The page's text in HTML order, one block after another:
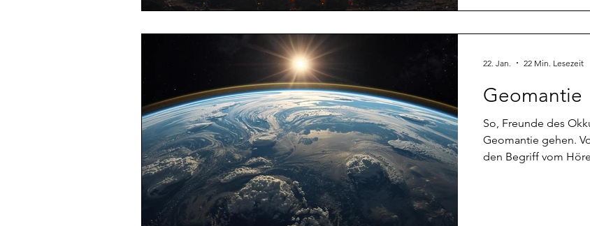
einen ja jetzt nicht
Geomantie
So, Freunde des
Geomantie gehen.
den Begriff vom
22. Jan. 22 Min. Lesezeit